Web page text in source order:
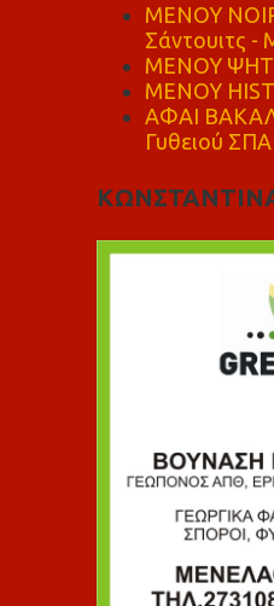
MENOY
Σάντουιτς -
ΜΕΝΟΥ
ΜΕΝΟΥ
ΑΦΑΙ
Γυθειού